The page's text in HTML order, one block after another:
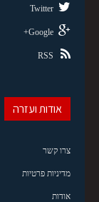
Twitter
Google+
RSS
אודות ועזרה
צרו קשר
מדיניות פרטיות
אודות